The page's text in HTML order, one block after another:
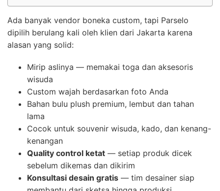
Ada banyak vendor boneka custom, tapi Parselo
dipilih berulang kali oleh klien dari Jakarta karena
alasan yang solid:
Mirip aslinya — memakai toga dan aksesoris
wisuda
Custom wajah berdasarkan foto Anda
Bahan bulu plush premium, lembut dan tahan
lama
Cocok untuk souvenir wisuda, kado, dan kenang-
kenangan
Quality control ketat — setiap produk dicek
sebelum dikemas dan dikirim
Konsultasi desain gratis — tim desainer siap